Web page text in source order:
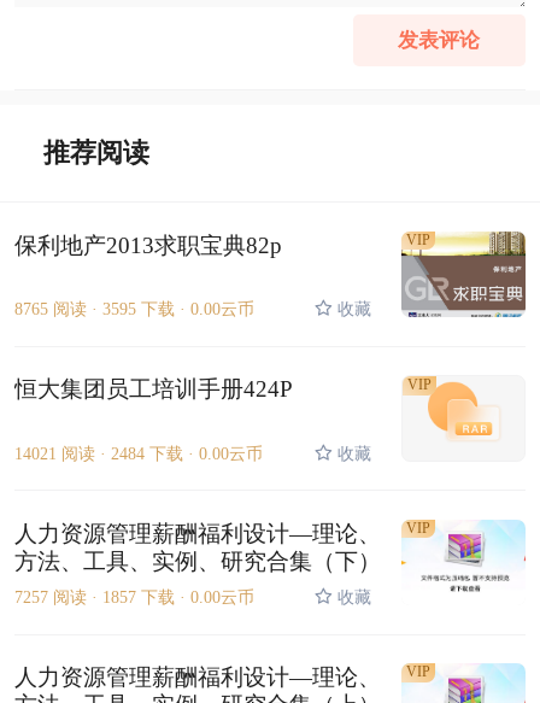
发表评论
推荐阅读
保利地产2013求职宝典82p
8765 阅读 · 3595 下载 · 0.00云币 收藏
VIP
恒大集团员工培训手册424P
14021 阅读 · 2484 下载 · 0.00云币 收藏
VIP
人力资源管理薪酬福利设计—理论、
方法、工具、实例、研究合集（下）
7257 阅读 · 1857 下载 · 0.00云币 收藏
VIP
人力资源管理薪酬福利设计—理论、
VIP